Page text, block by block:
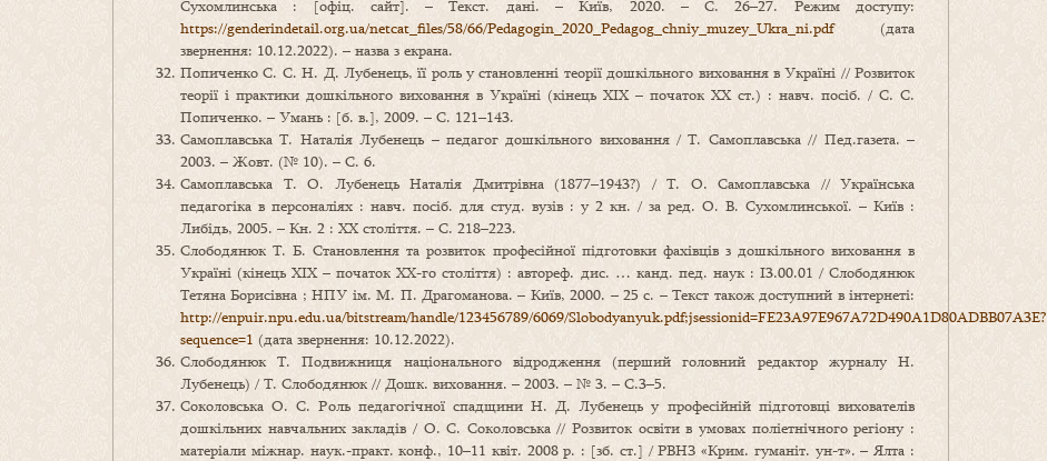
Сухомлинська : [офіц. сайт]. – Текст. дані. – Київ, 2020. – С. 26–27. Режим доступу:
https://genderindetail.org.ua/netcat_files/58/66/Pedagogin_2020_Pedagog_chniy_muzey_Ukra_ni.pdf(дата
звернення: 10.12.2022). – назва з екрана.
Попиченко С. С. Н. Д. Лубенець, її роль у становленні теорії дошкільного виховання в Україні // Розвиток
теорії і практики дошкільного виховання в Україні (кінець ХІХ – початок ХХ ст.) : навч. посіб. / С. С.
Попиченко. – Умань : [б. в.], 2009. – С. 121–143.
Самоплавська Т. Наталія Лубенець – педагог дошкільного виховання / Т. Самоплавська // Пед.газета. –
2003. – Жовт. (№ 10). – С. 6.
Самоплавська Т. О. Лубенець Наталія Дмитрівна (1877–1943?) / Т. О. Самоплавська // Українська
педагогіка в персоналіях : навч. посіб. для студ. вузів : у 2 кн. / за ред. О. В. Сухомлинської. – Київ :
Либідь, 2005. – Кн. 2 : ХХ століття. – С. 218–223.
Слободянюк Т. Б. Становлення та розвиток професійної підготовки фахівців з дошкільного виховання в
Україні (кінець XIX – початок ХХ-го століття) : автореф. дис. … канд. пед. наук : І3.00.01 / Слободянюк
Тетяна Борисівна ; НПУ ім. М. П. Драгоманова. – Київ, 2000. – 25 с. – Текст також доступний в інтернеті:
http://enpuir.npu.edu.ua/bitstream/handle/123456789/6069/Slobodyanyuk.pdf;jsessionid=FE23A97E967A72D490A1D80ADBB07A3E?
sequence=1 (дата звернення: 10.12.2022).
Слободянюк Т. Подвижниця національного відродження (перший головний редактор журналу Н.
Лубенець) / Т. Слободянюк // Дошк. виховання. – 2003. – № 3. – С.3–5.
Соколовська О. С. Роль педагогічної спадщини Н. Д. Лубенець у професійній підготовці вихователів
дошкільних навчальних закладів / О. С. Соколовська // Розвиток освіти в умовах поліетнічного регіону :
матеріали міжнар. наук.-практ. конф., 10–11 квіт. 2008 р. : [зб. ст.] / РВНЗ «Крим. гуманіт. ун-т». – Ялта :